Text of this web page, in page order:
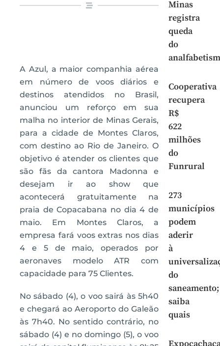
A Azul, a maior companhia aérea
em número de voos diários e
destinos atendidos no Brasil,
anunciou um reforço em sua
malha no interior de Minas Gerais,
para a cidade de Montes Claros,
com destino ao Rio de Janeiro. O
objetivo é atender os clientes que
são fãs da cantora Madonna e
desejam ir ao show que
acontecerá gratuitamente na
praia de Copacabana no dia 4 de
maio. Em Montes Claros, a
empresa fará voos extras nos dias
4 e 5 de maio, operados por
aeronaves modelo ATR com
capacidade para 75 Clientes.
No sábado (4), o voo sairá às 5h40
e chegará ao Aeroporto do Galeão
às 7h40. No sentido contrário, no
sábado (4) e no domingo (5), o voo
Minas
registra
queda
do
Cooperativa
recupera
R$
622
milhões
do
Funrural
273
municípios
podem
aderir
à
do
saneamento;
saiba
quais